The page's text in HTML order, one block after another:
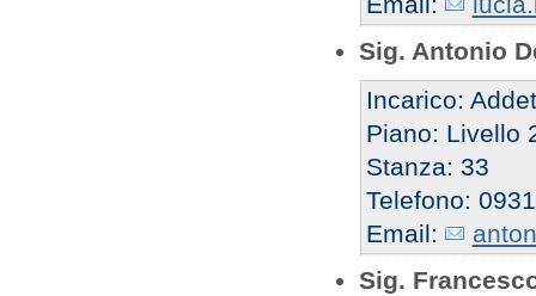
Sig. Antonio
Incarico:
Piano: Livello
Stanza: 33
Telefono:
Email:
Sig.